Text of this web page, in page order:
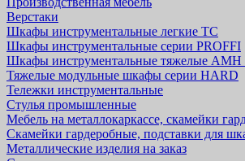
Верстаки
Шкафы инструментальные легкие ТС
Шкафы инструментальные серии PROFFI
Шкафы инструментальные тяжелые AMH
Тяжелые модульные шкафы серии HARD
Тележки инструментальные
Стулья промышленные
Мебель на металлокаркассе, скамейки
Скамейки гардеробные, подставки для
Металлические изделия на заказ